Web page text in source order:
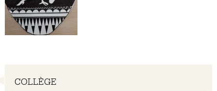
Navigation
COLLÈGE